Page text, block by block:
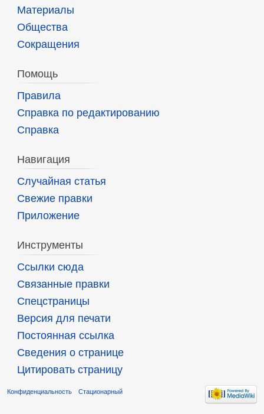
Материалы
Общества
Сокращения
Помощь
Правила
Справка по редактированию
Справка
Навигация
Случайная статья
Свежие правки
Приложение
Инструменты
Ссылки сюда
Связанные правки
Спецстраницы
Версия для печати
Постоянная ссылка
Сведения о странице
Цитировать страницу
Конфиденциальность Стационарный